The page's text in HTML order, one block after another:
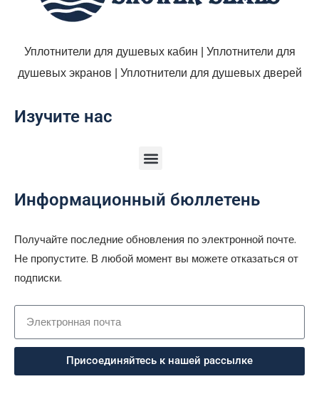
Уплотнители для душевых кабин | Уплотнители для
душевых экранов | Уплотнители для душевых дверей
Изучите нас
Информационный бюллетень
Получайте последние обновления по электронной почте.
Не пропустите. В любой момент вы можете отказаться от
подписки.
Присоединяйтесь к нашей рассылке